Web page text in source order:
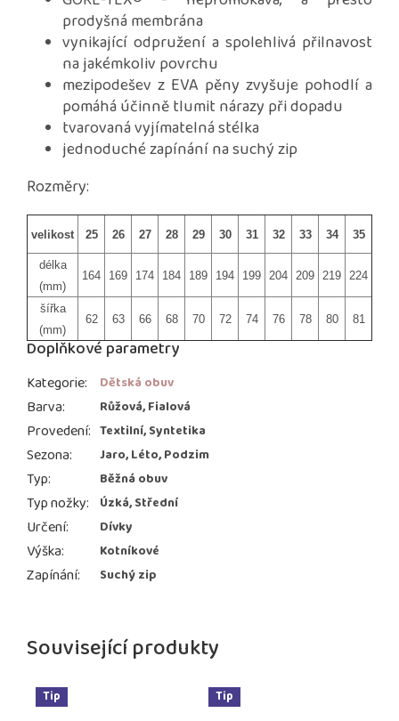
Související produkty
Tip Tip
prodyšná membrána
vynikající odpružení a spolehlivá přilnavost
na jakémkoliv povrchu
mezipodešev z EVA pěny zvyšuje pohodlí a
pomáhá účinně tlumit nárazy při dopadu
tvarovaná vyjímatelná stélka
jednoduché zapínání na suchý zip
Rozměry:
velikost 25 26 27 28 29 30 31 32 33 34 35
délka
(mm)
164 169 174 184 189 194 199 204 209 219 224
šířka
(mm)
62 63 66 68 70 72 74 76 78 80 81
Doplňkové parametry
Kategorie: Dětská obuv
Barva: Růžová, Fialová
Provedení: Textilní, Syntetika
Sezona: Jaro, Léto, Podzim
Typ: Běžná obuv
Typ nožky: Úzká, Střední
Určení: Dívky
Výška: Kotníkové
Zapínání: Suchý zip